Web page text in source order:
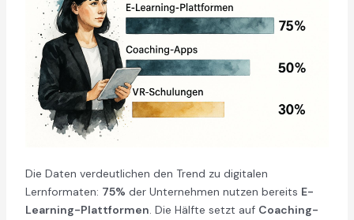
Die Daten verdeutlichen den Trend zu digitalen
Lernformaten: 75% der Unternehmen nutzen bereits E-
Learning-Plattformen. Die Hälfte setzt auf Coaching-